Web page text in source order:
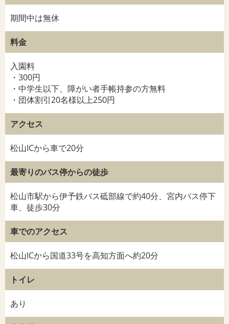
期間中は無休
料金
入園料
・300円
・中学生以下、障がい者手帳持参の方無料
・団体割引20名様以上250円
アクセス
松山ICから車で20分
最寄りのバス停からの徒歩
松山市駅から伊予鉄バス砥部線で約40分、宮内バス停下
車、徒歩30分
車でのアクセス
松山ICから国道33号を高知方面へ約20分
トイレ
あり